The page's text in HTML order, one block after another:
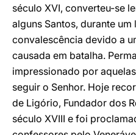
século XVI, converteu-se
alguns Santos, durante
convalescência devido a
causada em batalha.
impressionado por
seguir o Senhor. Hoje
de Ligório, Fundador dos
século XVIII e foi